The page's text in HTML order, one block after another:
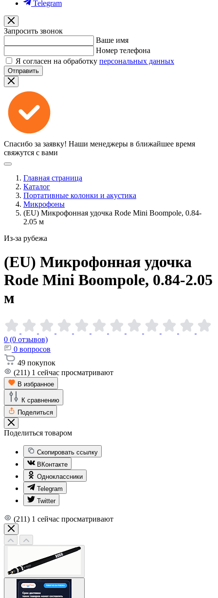
Telegram
Запросить звонок
Ваше имя
Номер телефона
Я согласен на обработку персональных данных
Отправить
Спасибо за заявку! Наши менеджеры в ближайшее время
свяжутся с вами
Главная страница
Каталог
Портативные колонки и акустика
Микрофоны
(EU) Микрофонная удочка Rode Mini Boompole, 0.84-
2.05 м
Из-за рубежа
(EU) Микрофонная удочка
Rode Mini Boompole, 0.84-2.05
м
0 (0 отзывов)
0 вопросов
49 покупок
(211) 1 сейчас просматривают
В избранное
К сравнению
Поделиться
Поделиться товаром
Скопировать ссылку
ВКонтакте
Одноклассники
Telegram
Twitter
(211) 1 сейчас просматривают